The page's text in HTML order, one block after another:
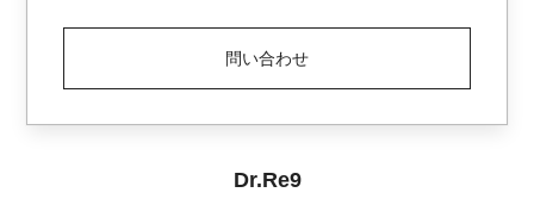
問い合わせ
Dr.Re9